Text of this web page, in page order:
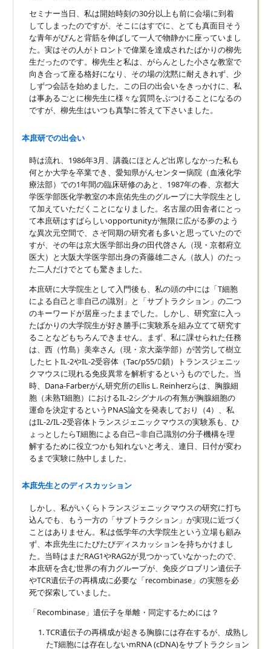
セミナー当日、私は開始時刻の30分以上も前に会場に到着
してしまったのですが、そこにはすでに、とても真面目そう
な青年がぴんと背筋を伸ばして一人で物静かに座っていまし
た。実はその人がトロントで偉業を達成されたばかりの柳先
生だったのです。柳先生と私は、がらんとした小さな教室で
向き合って座る格好になり、その場の沈黙に耐えきれず、少
しずつ会話を始めました。この日の出会いをきっかけに、私
は事あるごとに柳先生に様々な質問をぶつけることになるの
ですが、柳先生はいつも真摯に答えて下さいました。
本庶研での出会い
時は流れ、1986年3月、講義にほとんど出席しなかった私も
何とか大学を卒業でき、愛知県がんセンター病院（血液化学
療法部）での1年間の臨床研修のあと、1987年の春、京都大
学医学部医化学教室の本庶佑先生のグループに大学院生とし
て加えていただくことになりました。名古屋の田舎者にとっ
て本庶研はすばらしいopportunityが無限に広がる夢のよう
な異次元空間で、さぞ同期の研究者も多いと思っていたので
すが、その年は京大医学部出身の田代啓さん（現・京都府立
医大）と大阪大学医学部出身の斉藤雄二さん（故人）のたっ
た二人だけでとても驚きました。
本庶研に大学院生として入門後も、私の頭の中には「T細胞
による自己と非自己の識別」と「サブトラクション」の二つ
のキーワードが居座ったままでした。しかし、研究室に入っ
たばかりの大学院生が好き勝手に実験系を組み立てて研究す
ることなどもちろんできません。まず、私に課せられた任務
は、西（竹島）美幸さん（現・京大薬学部）が苦労して樹立
したヒトIL-2やIL-2受容体（Tac/p55/鎖）トランスジェニッ
クマウスに現れる免疫異常を解析するというものでした。当
時、Dana-Farberがん研究所のEllis L. Reinherzらは、胸腺細
胞（未熟T細胞）におけるIL-2シグナルの有無が胸腺細胞の
運命を決定するというPNAS論文を発表しており（4）、私
はIL-2/IL-2受容体トランスジェニックマウスの実験系も、ひ
ょっとしたらT細胞による自己−非自己識別の分子機構を理
解するために役立つかも知れないと考え、連日、日付が変わ
るまで実験に熱中しました。
本庶先生とのディスカッション
しかし、私がいくらトランスジェニックマウスの研究に打ち
込んでも、もう一方の「サブトラクション」が実現に近づく
ことはありません。私は低学年の大学院生という立場も顧み
ず、本庶先生にたびたびディスカッションを持ちかけまし
た。当時はまだRAG1やRAG2が見つかっていなかったので、
本庶研を含む世界の有力グループが、免疫グロブリン遺伝子
やTCR遺伝子の再構成に必要な「recombinase」の実態を必
死で探索していました。
「Recombinase」遺伝子を単離・同定するためには？
TCR遺伝子の再構成が起きる胸腺には存在するが、成熟し
たT細胞には存在しないmRNA (cDNA)をサブトラクション